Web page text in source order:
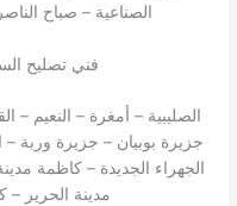
الصناعية – صباح
فني تصليح
الصليبية – أمغرة – النعيم –
جزيرة بوبيان – جزيرة وربة –
الجهراء الجديدة – كاظمة
مدينة الحرير –